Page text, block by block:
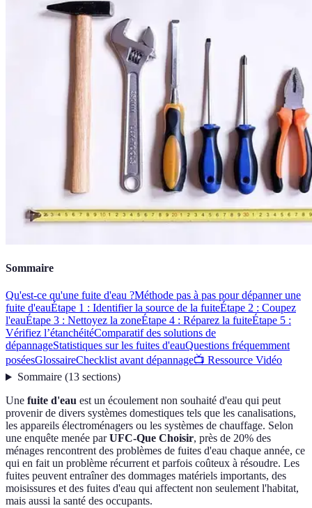
Sommaire
Qu'est-ce qu'une fuite d'eau ?Méthode pas à pas pour dépanner une
fuite d'eauÉtape 1 : Identifier la source de la fuiteÉtape 2 : Coupez
l'eauÉtape 3 : Nettoyez la zoneÉtape 4 : Réparez la fuiteÉtape 5 :
Vérifiez l’étanchéitéComparatif des solutions de
dépannageStatistiques sur les fuites d'eauQuestions fréquemment
poséesGlossaireChecklist avant dépannage📺 Ressource Vidéo
Sommaire(13 sections)
Une fuite d'eau est un écoulement non souhaité d'eau qui peut
provenir de divers systèmes domestiques tels que les canalisations,
les appareils électroménagers ou les systèmes de chauffage. Selon
une enquête menée parUFC-Que Choisir, près de 20% des
ménages rencontrent des problèmes de fuites d'eau chaque année, ce
qui en fait un problème récurrent et parfois coûteux à résoudre. Les
fuites peuvent entraîner des dommages matériels importants, des
moisissures et des fuites d'eau qui affectent non seulement l'habitat,
mais aussi la santé des occupants.